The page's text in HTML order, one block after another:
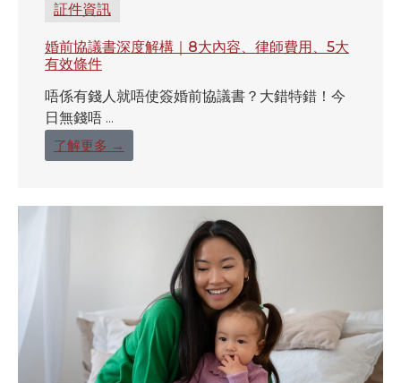
証件資訊
婚前協議書深度解構｜8大內容、律師費用、5大
有效條件
唔係有錢人就唔使簽婚前協議書？大錯特錯！今
日無錢唔 ...
了解更多 →